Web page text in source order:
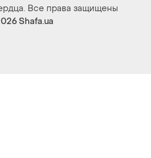
Все права защищены
Shafa.ua